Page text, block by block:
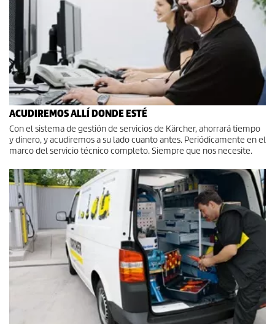
ACUDIREMOS ALLÍ DONDE ESTÉ
Con el sistema de gestión de servicios de Kärcher, ahorrará tiempo
y dinero, y acudiremos a su lado cuanto antes. Periódicamente en el
marco del servicio técnico completo. Siempre que nos necesite.